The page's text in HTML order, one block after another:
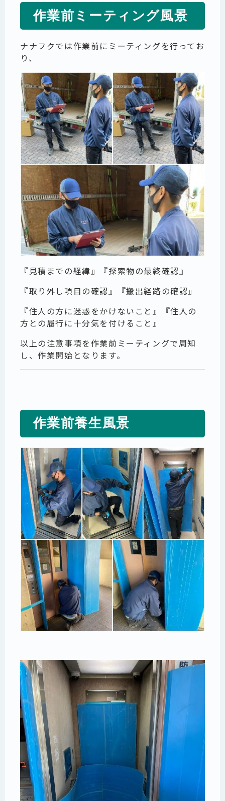
作業前ミーティング風景
ナナフクでは作業前にミーティングを行ってお
り、
『見積までの経緯』『探索物の最終確認』
『取り外し項目の確認』『搬出経路の確認』
『住人の方に迷惑をかけないこと』『住人の
方との履行に十分気を付けること』
以上の注意事項を作業前ミーティングで周知
し、作業開始となります。
作業前養生風景